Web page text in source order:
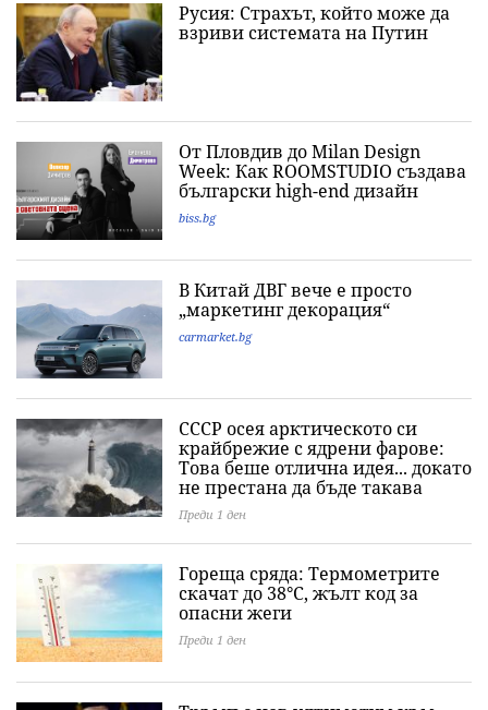
Русия: Страхът, който може да
взриви системата на Путин
От Пловдив до Milan Design
Week: Как ROOMSTUDIO създава
български high-end дизайн
biss.bg
В Китай ДВГ вече е просто
„маркетинг декорация“
carmarket.bg
СССР осея арктическото си
крайбрежие с ядрени фарове:
Това беше отлична идея... докато
не престана да бъде такава
Преди 1 ден
Гореща сряда: Термометрите
скачат до 38°C, жълт код за
опасни жеги
Преди 1 ден